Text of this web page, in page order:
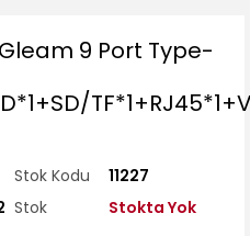
Gleam 9 Port Type-
Stok Kodu
11227
Stok Stokta Yok